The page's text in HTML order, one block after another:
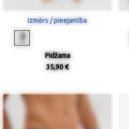
Izmērs / pieejamība
Pidžama
35,90 €